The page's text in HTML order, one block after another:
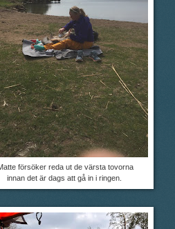
försöker reda ut de värsta tovorna
innan det är dags att gå in i ringen.